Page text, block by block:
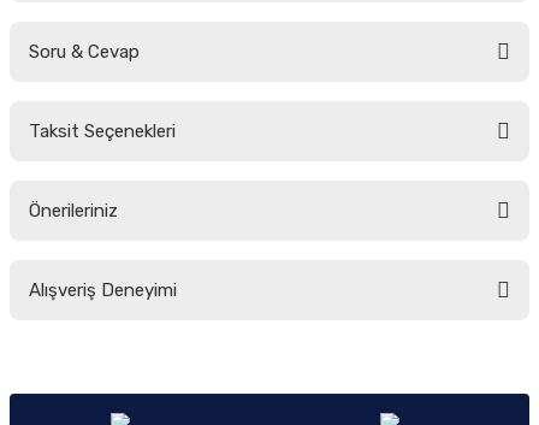
Soru & Cevap
Taksit Seçenekleri
Önerileriniz
yetersiz gördüğünüz noktaları öneri formunu kullanarak tarafımıza
Alışveriş Deneyimi
Sitemize ilk yorumu siz yapın!